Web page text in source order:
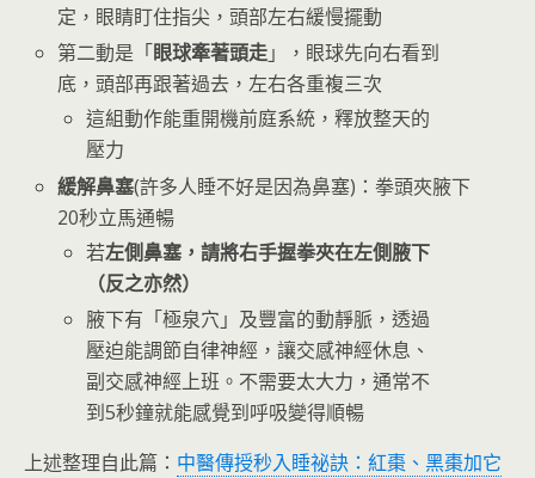
定，眼睛盯住指尖，頭部左右緩慢擺動
第二動是「眼球牽著頭走」，眼球先向右看到
底，頭部再跟著過去，左右各重複三次
這組動作能重開機前庭系統，釋放整天的
壓力
緩解鼻塞(許多人睡不好是因為鼻塞)：拳頭夾腋下
20秒立馬通暢
若左側鼻塞，請將右手握拳夾在左側腋下
（反之亦然）
腋下有「極泉穴」及豐富的動靜脈，透過
壓迫能調節自律神經，讓交感神經休息、
副交感神經上班。不需要太大力，通常不
到5秒鐘就能感覺到呼吸變得順暢
上述整理自此篇： 中醫傳授秒入睡祕訣：紅棗、黑棗加它